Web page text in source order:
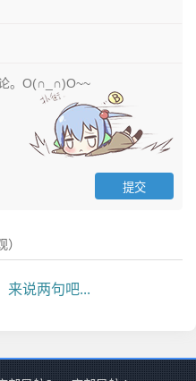
来说两句吧...